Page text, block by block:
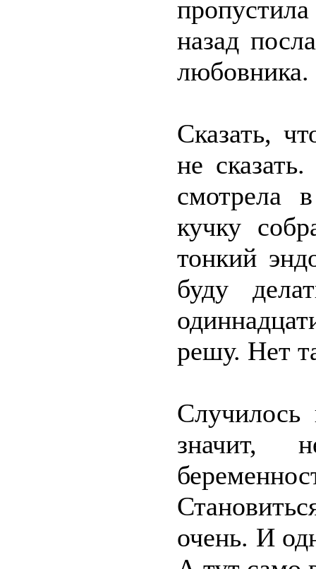
назад
любовника.
Сказать,
не
смотрела
кучку
тонкий
буду
решу. Нет
Случилось
значит,
очень. И